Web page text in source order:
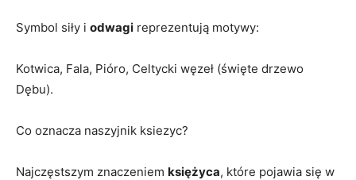
Symbol siły i odwagi reprezentują motywy:
Kotwica, Fala, Pióro, Celtycki węzeł (święte drzewo
Dębu).
Co oznacza naszyjnik ksiezyc?
Najczęstszym znaczeniem księżyca, które pojawia się w